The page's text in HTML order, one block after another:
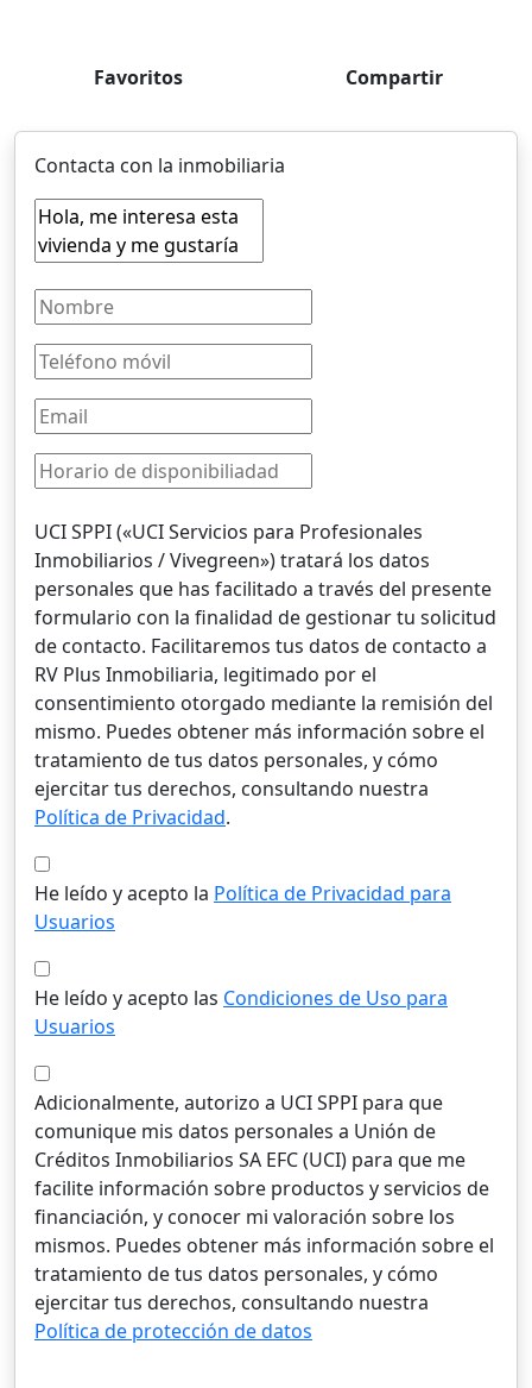
Favoritos Compartir
Contacta con la inmobiliaria
UCI SPPI («UCI Servicios para Profesionales
Inmobiliarios / Vivegreen») tratará los datos
personales que has facilitado a través del presente
formulario con la finalidad de gestionar tu solicitud
de contacto. Facilitaremos tus datos de contacto a
RV Plus Inmobiliaria, legitimado por el
consentimiento otorgado mediante la remisión del
mismo. Puedes obtener más información sobre el
tratamiento de tus datos personales, y cómo
ejercitar tus derechos, consultando nuestra
Política de Privacidad.
He leído y acepto la Política de Privacidad para
Usuarios
He leído y acepto las Condiciones de Uso para
Usuarios
Adicionalmente, autorizo a UCI SPPI para que
comunique mis datos personales a Unión de
Créditos Inmobiliarios SA EFC (UCI) para que me
facilite información sobre productos y servicios de
financiación, y conocer mi valoración sobre los
mismos. Puedes obtener más información sobre el
tratamiento de tus datos personales, y cómo
ejercitar tus derechos, consultando nuestra
Política de protección de datos